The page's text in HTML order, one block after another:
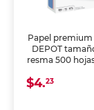
Papel premium
DEPOT
resma 500
uniforme,
impresoras de
de tinta y
$4.23